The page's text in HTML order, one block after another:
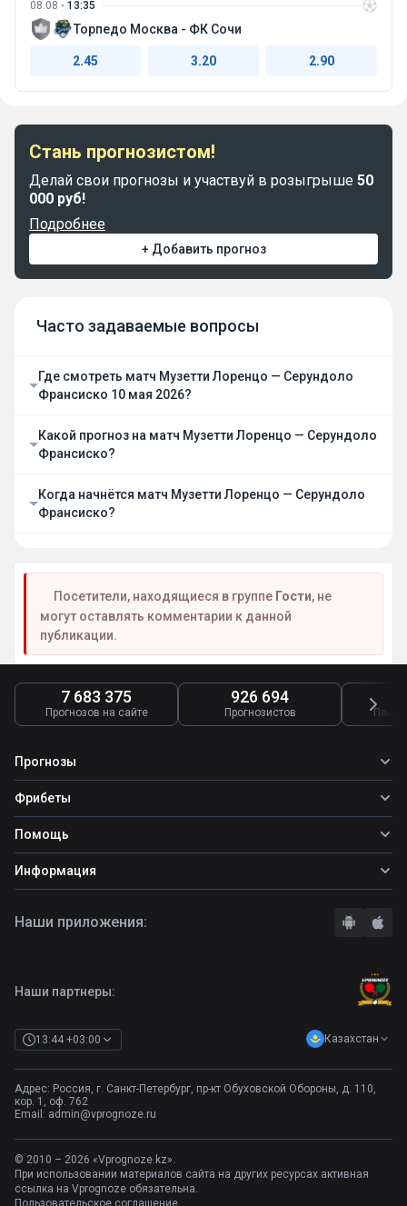
08.08 13:35
Торпедо Москва - ФК Сочи
2.45 3.20 2.90
Стань прогнозистом!
Делай свои прогнозы и участвуй в розыгрыше 50
000 руб!
Подробнее
+ Добавить прогноз
Часто задаваемые вопросы
Где смотреть матч Музетти Лоренцо — Серундоло
Франсиско 10 мая 2026?
Какой прогноз на матч Музетти Лоренцо — Серундоло
Франсиско?
Когда начнётся матч Музетти Лоренцо — Серундоло
Франсиско?
Посетители, находящиеся в группе Гости, не
могут оставлять комментарии к данной
публикации.
7 683 375
Прогнозов на сайте
926 694
Прогнозистов
Прогнозы
Все прогнозы
Топ ставок
Прогнозы на футбол
Фрибеты
Фрибеты
Фрибет Ubet
Фрибет Фонбет
Фрибет Олимпбет
Помощь
Школа ставок
Вопросы и ответы
Информация
Правила
Наши партнеры:
13:44 +03:00 Казахстан
Адрес: Россия, г. Санкт-Петербург, пр-кт Обуховской Обороны, д. 110,
кор. 1, оф. 762
Email: admin@vprognoze.ru
Наши приложения:
© 2010 – 2026 «Vprognoze.kz».
При использовании материалов сайта на других ресурсах активная
ссылка на Vprognoze обязательна.
Пользовательское соглашение